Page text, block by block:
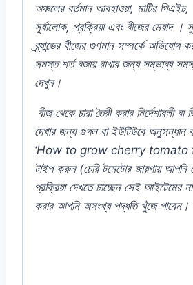
অঞ্চলের বর্তমান আবহাওয়া, মাটির পিএইচ,
সূর্যালোক, প্রক্রিয়া এবং বীজের মেয়াদ ।
ব্র্যান্ডের বীজের গুণমান সম্পর্কে অভিযোগ
সমস্ত শর্ত বজায় রাখার জন্য সম্ভাব্য
দেখুন।
বীজ থেকে চারা তৈরী করার নির্দেশাবলী বা
দেখার জন্য গুগল বা ইউটিউবে অনুসন্ধান
‘How to grow cherry tomato
টাইপ করুন (চেরি টমেটোর জায়গায় আপনি
প্রক্রিয়া দেখতে চাচ্ছেন সেই আইটেমের
করার আপনি অসংখ্য পদ্ধতিখুঁজে পাবেন।